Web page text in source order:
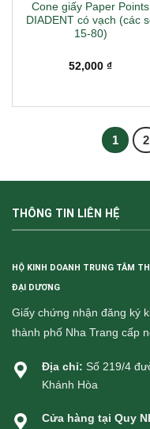
Cone giấy Paper Points
DIADENT có vạch (các
15-80)
52,000 ₫
1 2
THÔNG TIN LIÊN HỆ
HỘ KINH DOANH TRUNG TÂM
ĐẠI DƯƠNG
Giấy chứng nhận đăng ký
thành phố Nha Trang cấp
Địa chỉ: Số 219/4
Khánh Hòa
Cửa hàng tại Quy